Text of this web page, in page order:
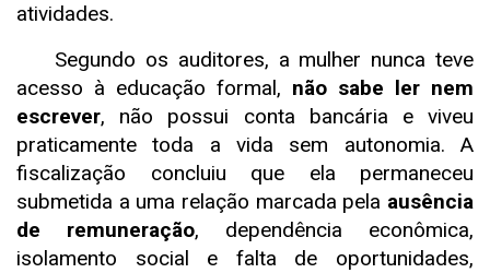
atividades.
Segundo os auditores, a mulher nunca teve
acesso à educação formal, não sabe ler nem
escrever, não possui conta bancária e viveu
praticamente toda a vida sem autonomia. A
fiscalização concluiu que ela permaneceu
submetida a uma relação marcada pela ausência
de remuneração, dependência econômica,
isolamento social e falta de oportunidades,